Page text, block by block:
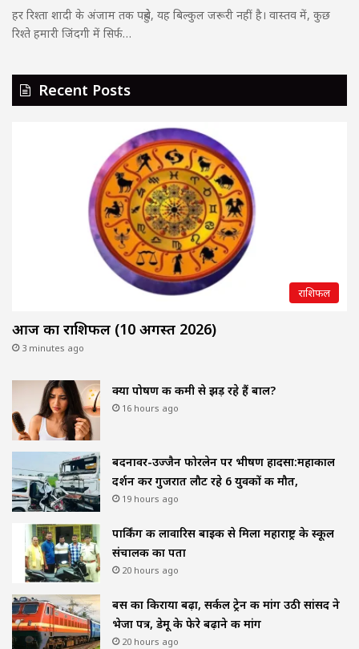
हर रिश्ता शादी के अंजाम तक पहुंचे, यह बिल्कुल जरूरी नहीं है। वास्तव में, कुछ
रिश्ते हमारी जिंदगी में सिर्फ…
Recent Posts
राशिफल
आज का राशिफल (10 अगस्त 2026)
3 minutes ago
क्या पोषण की कमी से झड़ रहे हैं बाल?
16 hours ago
बदनावर-उज्जैन फोरलेन पर भीषण हादसा:महाकाल
दर्शन कर गुजरात लौट रहे 6 युवकों की मौत,
19 hours ago
पार्किंग की लावारिस बाइक से मिला महाराष्ट्र के स्कूल
संचालक का पता
20 hours ago
बस का किराया बढ़ा, सर्कल ट्रेन की मांग उठी सांसद ने
भेजा पत्र, डेमू के फेरे बढ़ाने की मांग
20 hours ago